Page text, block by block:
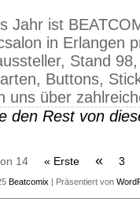
Jahr ist
in Erlangen
Stand
Buttons,
uns über
den Rest von
14 « Erste « 3
Beatcomix | Präsentiert von